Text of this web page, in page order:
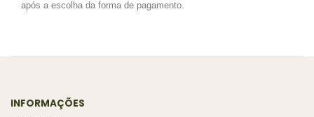
após a escolha da forma de pagamento.
INFORMAÇÕES